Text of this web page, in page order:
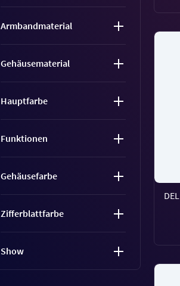
Armbandmaterial
Gehäusematerial
Hauptfarbe
Funktionen
Gehäusefarbe
Zifferblattfarbe
Show